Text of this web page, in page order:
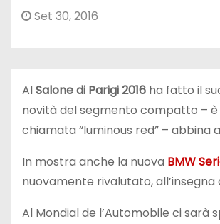
Set 30, 2016
AlSalone di Parigi 2016 ha fatto il
novità del segmento compatto – è
chiamata “luminous red” – abbina
In mostra anche la nuova BMW
nuovamente rivalutato,
Al Mondial de l’Automobile ci sarà